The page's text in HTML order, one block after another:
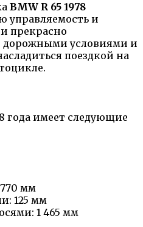
BMW R 65 1978
управляемость и
прекрасно
условиями и
поездкой на
года имеет следующие
мм
125 мм
1 465 мм